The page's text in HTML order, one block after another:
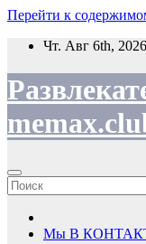
Перейти к
Чт. Авг 6th, 2026
Мы В